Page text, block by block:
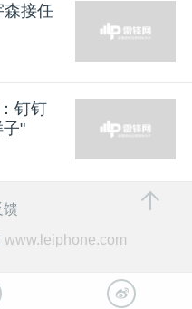
森接任
钉钉
子"
馈
www.leiphone.com